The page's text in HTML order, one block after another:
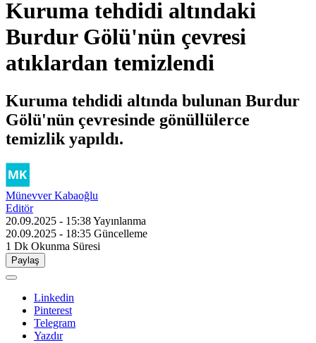
Kuruma tehdidi altındaki
Burdur Gölü'nün çevresi
atıklardan temizlendi
Kuruma tehdidi altında bulunan Burdur
Gölü'nün çevresinde gönüllülerce
temizlik yapıldı.
Münevver Kabaoğlu
Editör
20.09.2025 - 15:38Yayınlanma
20.09.2025 - 18:35 Güncelleme
1 Dk Okunma Süresi
Paylaş
Linkedin
Pinterest
Telegram
Yazdır